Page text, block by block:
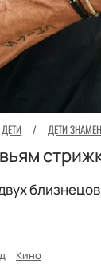
ДЕТИ / ДЕТИ
Кино